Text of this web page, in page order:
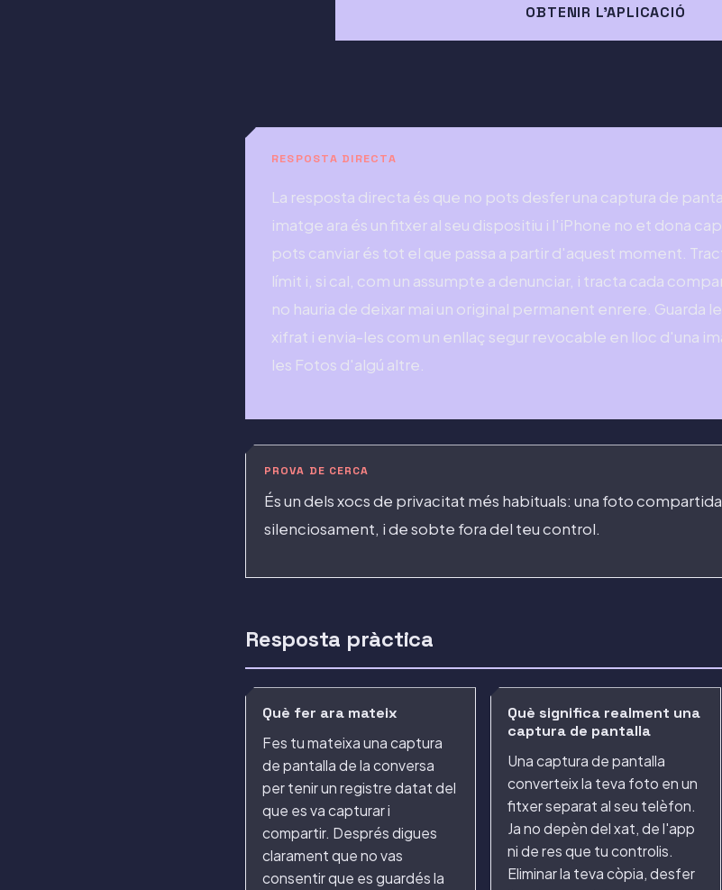
OBTENIR L'APLICACIÓ
RESPOSTA DIRECTA
La resposta directa és que no pots desfer una captura de
imatge ara és un fitxer al seu dispositiu i l'iPhone no et dona
pots canviar és tot el que passa a partir d'aquest moment.
límit i, si cal, com un assumpte a denunciar, i tracta cada
no hauria de deixar mai un original permanent enrere. Guarda
xifrat i envia-les com un enllaç segur revocable en lloc d'una
les Fotos d'algú altre.
PROVA DE CERCA
És un dels xocs de privacitat més habituals: una foto
silenciosament, i de sobte fora del teu control.
Resposta pràctica
Què fer ara mateix
Fes tu mateixa una captura
de pantalla de la conversa
per tenir un registre datat del
que es va capturar i
compartir. Després digues
clarament que no vas
consentir que es guardés la
Què significa realment una
captura de pantalla
Una captura de pantalla
converteix la teva foto en un
fitxer separat al seu telèfon.
Ja no depèn del xat, de l'app
ni de res que tu controlis.
Eliminar la teva còpia, desfer